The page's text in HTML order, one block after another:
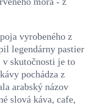
vyrobeného z
legendárny pastier
v skutočnosti je to
pochádza z
arabský názov
slová káva, cafe,